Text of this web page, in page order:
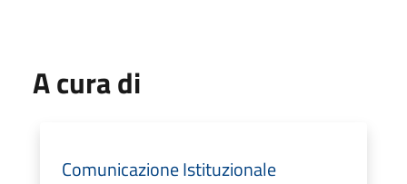
A cura di
Comunicazione Istituzionale